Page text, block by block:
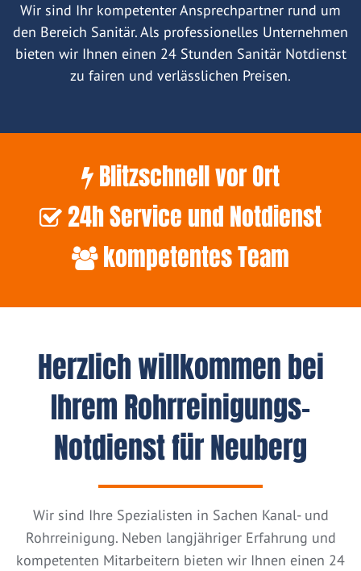
Wir sind Ihr kompetenter Ansprechpartner rund um
den Bereich Sanitär. Als professionelles Unternehmen
bieten wir Ihnen einen 24 Stunden Sanitär Notdienst
zu fairen und verlässlichen Preisen.
Blitzschnell vor Ort
24h Service und Notdienst
kompetentes Team
Herzlich willkommen bei
Ihrem Rohrreinigungs-
Notdienst für Neuberg
Wir sind Ihre Spezialisten in Sachen Kanal- und
Rohrreinigung. Neben langjähriger Erfahrung und
kompetenten Mitarbeitern bieten wir Ihnen einen 24